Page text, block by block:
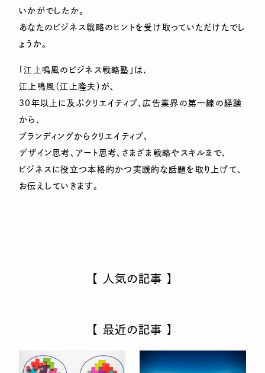
いかがでしたか。
あなたのビジネス戦略のヒントを受け取っていただけたでし
ょうか。
「江上鳴風のビジネス戦略塾」は、
江上鳴風（江上隆夫）が、
30年以上に及ぶクリエイティブ、広告業界の第一線の経験
から、
ブランディングからクリエイティブ、
デザイン思考、アート思考、さまざま戦略やスキルまで、
ビジネスに役立つ本格的かつ実践的な話題を取り上げて、
お伝えしていきます。
【 人気の記事 】
【 最近の記事 】